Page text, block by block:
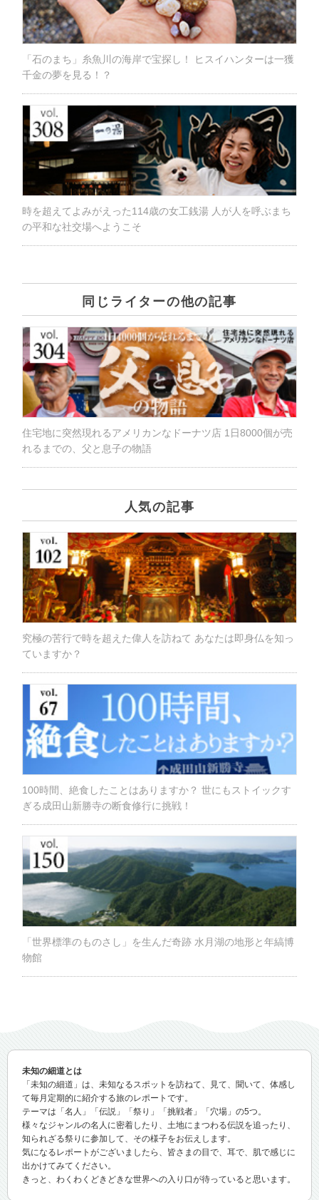
「石のまち」糸魚川の海岸で宝探し！ ヒスイハンターは一獲
千金の夢を見る！？
時を超えてよみがえった114歳の女工銭湯 人が人を呼ぶまち
の平和な社交場へようこそ
同じライターの他の記事
住宅地に突然現れるアメリカンなドーナツ店 1日8000個が売
れるまでの、父と息子の物語
人気の記事
究極の苦行で時を超えた偉人を訪ねて あなたは即身仏を知っ
ていますか？
100時間、絶食したことはありますか？ 世にもストイックす
ぎる成田山新勝寺の断食修行に挑戦！
「世界標準のものさし」を生んだ奇跡 水月湖の地形と年縞博
物館
未知の細道とは
「未知の細道」は、未知なるスポットを訪ねて、見て、聞いて、体感し
て毎月定期的に紹介する旅のレポートです。
テーマは「名人」「伝説」「祭り」「挑戦者」「穴場」の5つ。
様々なジャンルの名人に密着したり、土地にまつわる伝説を追ったり、
知られざる祭りに参加して、その様子をお伝えします。
気になるレポートがございましたら、皆さまの目で、耳で、肌で感じに
出かけてみてください。
きっと、わくわくどきどきな世界への入り口が待っていると思います。